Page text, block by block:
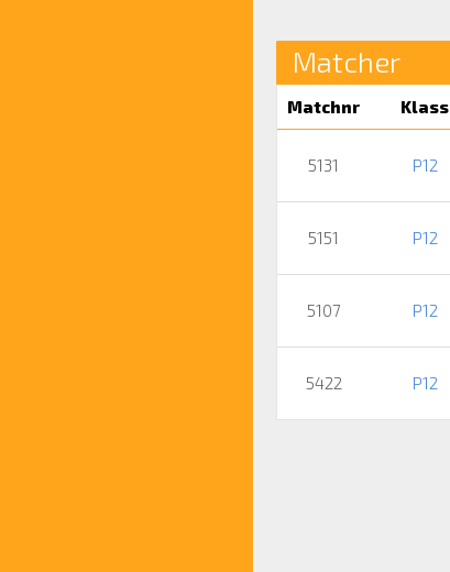
Matcher
Matchnr Klass
5131 P12
5151 P12
5107 P12
5422 P12